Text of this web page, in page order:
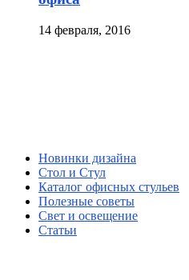
14 февраля, 2016
Новинки дизайна
Стол и Стул
Каталог офисных стульев
Полезные советы
Свет и освещение
Статьи